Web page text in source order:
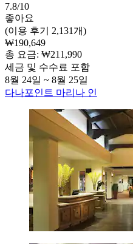
7.8/10
좋아요
(이용 후기 2,131개)
₩190,649
총 요금: ₩211,990
세금 및 수수료 포함
8월 24일 ~ 8월 25일
다나포인트 마리나 인